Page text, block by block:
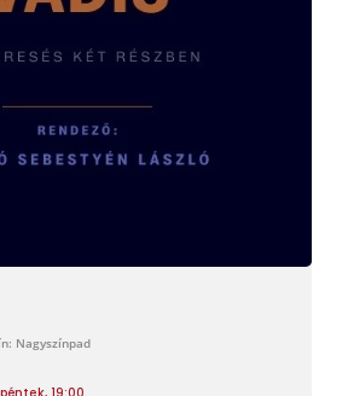
Nagyszínpad